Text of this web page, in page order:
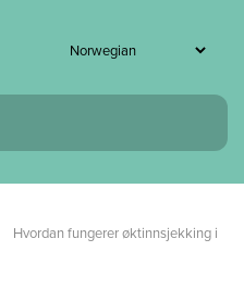
Hvordan fungerer øktinnsjekking i